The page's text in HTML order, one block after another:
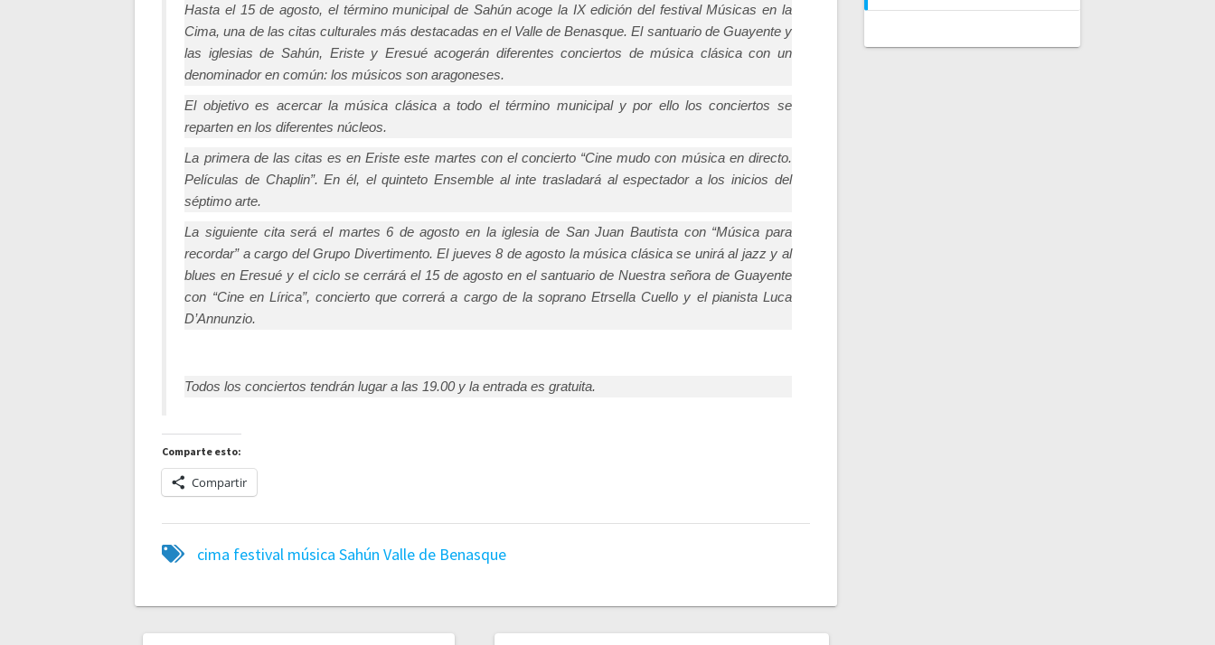
Hasta el 15 de agosto, el término municipal de Sahún acoge la IX edición del festival Músicas en la
Cima, una de las citas culturales más destacadas en el Valle de Benasque. El santuario de Guayente y
las iglesias de Sahún, Eriste y Eresué acogerán diferentes conciertos de música clásica con un
denominador en común: los músicos son aragoneses.
El objetivo es acercar la música clásica a todo el término municipal y por ello los conciertos se
reparten en los diferentes núcleos.
La primera de las citas es en Eriste este martes con el concierto “Cine mudo con música en directo.
Películas de Chaplin”. En él, el quinteto Ensemble al inte trasladará al espectador a los inicios del
séptimo arte.
La siguiente cita será el martes 6 de agosto en la iglesia de San Juan Bautista con “Música para
recordar” a cargo del Grupo Divertimento. El jueves 8 de agosto la música clásica se unirá al jazz y al
blues en Eresué y el ciclo se cerrárá el 15 de agosto en el santuario de Nuestra señora de Guayente
con “Cine en Lírica”, concierto que correrá a cargo de la soprano Etrsella Cuello y el pianista Luca
D’Annunzio.
Todos los conciertos tendrán lugar a las 19.00 y la entrada es gratuita.
Comparte esto:
Compartir
cima festival música Sahún Valle de Benasque